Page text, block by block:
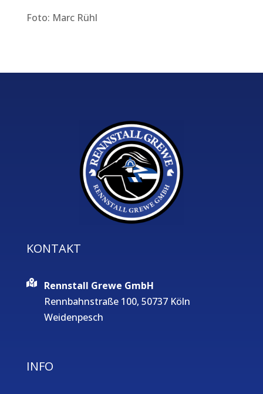
Foto: Marc Rühl
KONTAKT
Rennstall Grewe GmbH
Rennbahnstraße 100, 50737 Köln
Weidenpesch
INFO